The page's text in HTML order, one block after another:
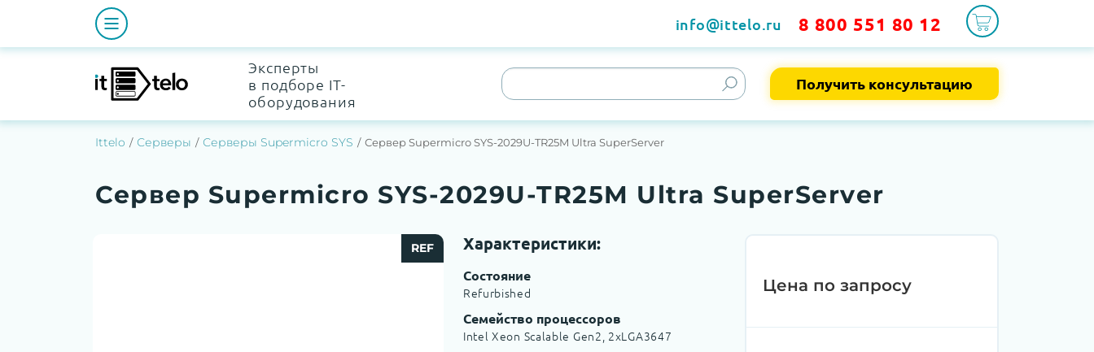
info@ittelo.ru 8 800 551 80 12
Эксперты
в подборе IT-
оборудования
Получить консультацию
Ittelo Серверы Серверы Supermicro SYS Сервер Supermicro SYS-2029U-TR25M Ultra SuperServer
Сервер Supermicro SYS-2029U-TR25M Ultra SuperServer
REF Характеристики:
Состояние
Refurbished
Семейство процессоров
Intel Xeon Scalable Gen2, 2хLGA3647
Цена по запросу